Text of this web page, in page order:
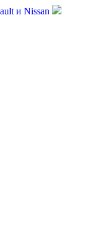
и Nissan